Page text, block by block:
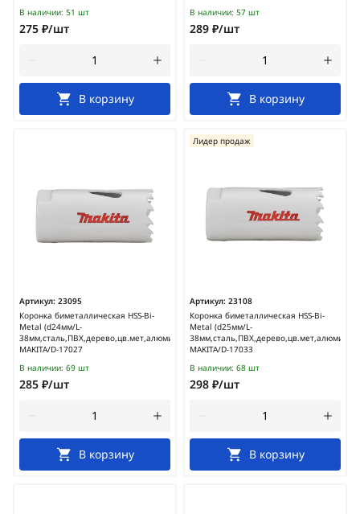
В наличии: 51 шт
275 ₽/шт
В корзину
В наличии: 57 шт
289 ₽/шт
В корзину
Артикул: 23095
Коронка биметаллическая HSS-Bi-
Metal (d24мм/L-
38мм,сталь,ПВХ,дерево,цв.мет,алюминий)
MAKITA/D-17027
В наличии: 69 шт
285 ₽/шт
В корзину
Артикул: 23108
Коронка биметаллическая HSS-Bi-
Metal (d25мм/L-
38мм,сталь,ПВХ,дерево,цв.мет,алюминий)
MAKITA/D-17033
Лидер продаж
В наличии: 68 шт
298 ₽/шт
В корзину